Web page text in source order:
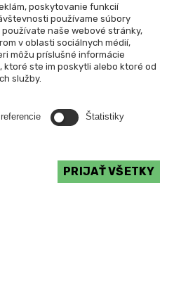
poskytovanie funkcií
používame súbory
naše webové stránky,
v oblasti sociálnych médií,
môžu príslušné informácie
ktoré ste im poskytli alebo ktoré od
služby.
Štatistiky
PRIJAŤ VŠETKY